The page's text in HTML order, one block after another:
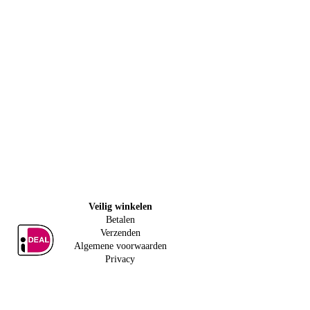
Veilig winkelen
Betalen
Verzenden
Algemene voorwaarden
Privacy